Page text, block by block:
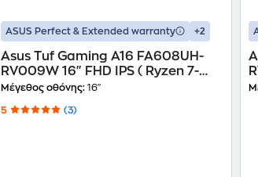
ASUS Perfect & Extended warranty +2
Asus Tuf Gaming A16 FA608UH-
RV009W 16" FHD IPS ( Ryzen 7-
260/32GB/1TB/GeForce RTX
Μέγεθος οθόνης: 16"
5 (3)